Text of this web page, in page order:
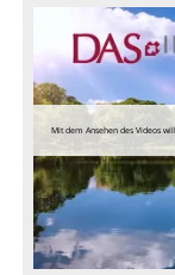
Mit dem Ansehen des Videos